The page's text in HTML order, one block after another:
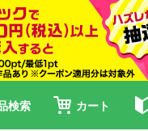
検索 カート